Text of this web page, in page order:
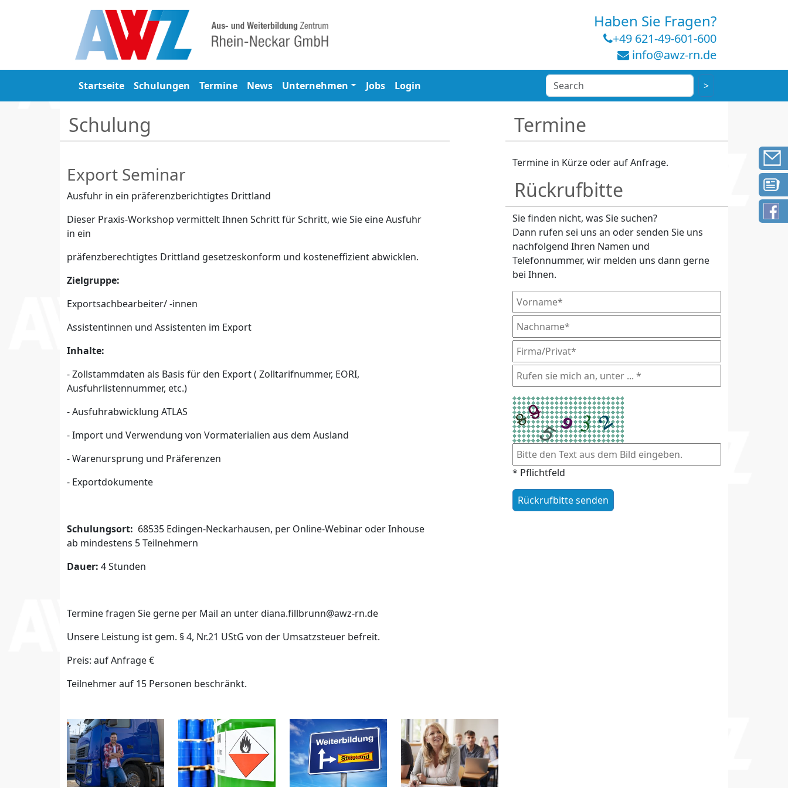
Haben Sie Fragen?
+49 621-49-601-600
info@awz-rn.de
Startseite Schulungen Termine News Unternehmen Jobs Login
Schulung
Export Seminar
Ausfuhr in ein präferenzberichtigtes Drittland
Dieser Praxis-Workshop vermittelt Ihnen Schritt für Schritt, wie Sie eine Ausfuhr
in ein
präfenzberechtigtes Drittland gesetzeskonform und kosteneffizient abwicklen.
Zielgruppe:
Exportsachbearbeiter/ -innen
Assistentinnen und Assistenten im Export
Inhalte:
- Zollstammdaten als Basis für den Export ( Zolltarifnummer, EORI,
Ausfuhrlistennummer, etc.)
- Ausfuhrabwicklung ATLAS
- Import und Verwendung von Vormaterialien aus dem Ausland
- Warenursprung und Präferenzen
- Exportdokumente
Schulungsort: 68535 Edingen-Neckarhausen, per Online-Webinar oder Inhouse
ab mindestens 5 Teilnehmern
Dauer: 4 Stunden
Termine fragen Sie gerne per Mail an unter diana.fillbrunn@awz-rn.de
Unsere Leistung ist gem. § 4, Nr.21 UStG von der Umsatzsteuer befreit.
Preis: auf Anfrage €
Teilnehmer auf 15 Personen beschränkt.
Termine
Termine in Kürze oder auf Anfrage.
Rückrufbitte
Sie finden nicht, was Sie suchen?
Dann rufen sei uns an oder senden Sie uns
nachfolgend Ihren Namen und
Telefonnummer, wir melden uns dann gerne
bei Ihnen.
* Pflichtfeld